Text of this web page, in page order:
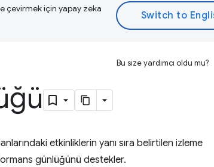
çevirmek için yapay zeka
Bu size yardımcı oldu mu?
etkinliklerin yanı sıra belirtilen izleme
günlüğünü destekler.